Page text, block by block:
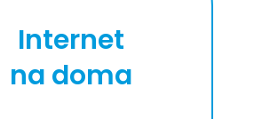
Internet
na doma